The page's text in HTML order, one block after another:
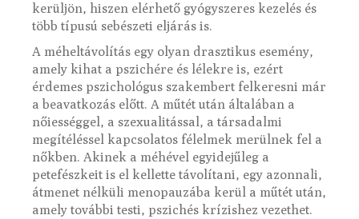
kerüljön, hiszen elérhető gyógyszeres kezelés és
több típusú sebészeti eljárás is.
A méheltávolítás egy olyan drasztikus esemény,
amely kihat a pszichére és lélekre is, ezért
érdemes pszichológus szakembert felkeresni már
a beavatkozás előtt. A műtét után általában a
nőiességgel, a szexualitással, a társadalmi
megítéléssel kapcsolatos félelmek merülnek fel a
nőkben. Akinek a méhével egyidejűleg a
petefészkeit is el kellette távolítani, egy azonnali,
átmenet nélküli menopauzába kerül a műtét után,
amely további testi, pszichés krízishez vezethet.